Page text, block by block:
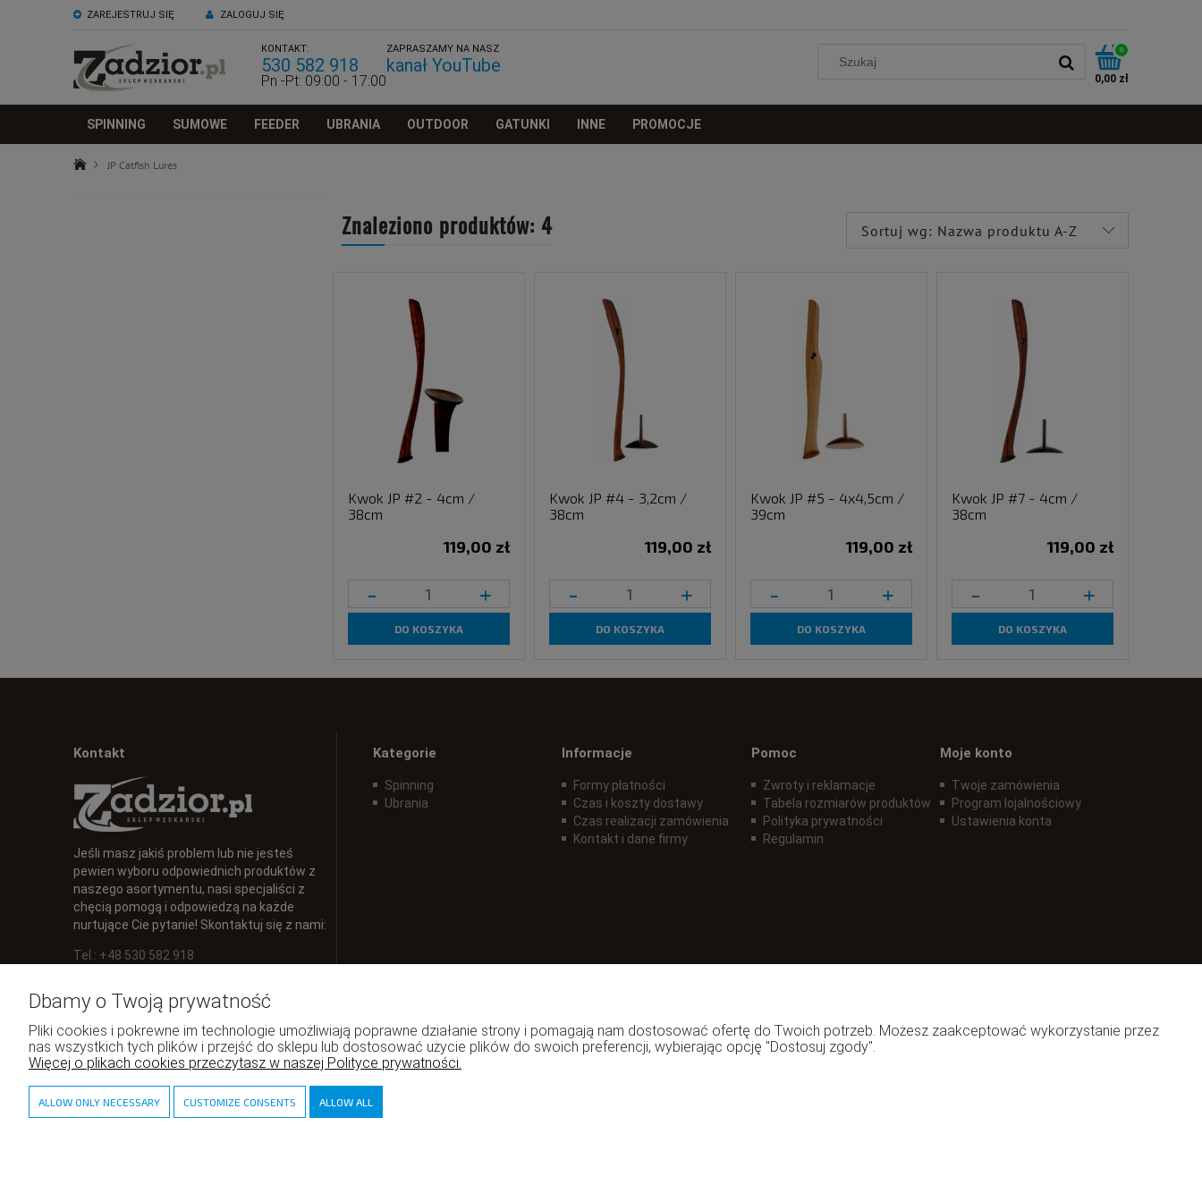
ZAREJESTRUJ SIĘ ZALOGUJ SIĘ
KONTAKT:
530 582 918
Pn -Pt: 09:00 - 17:00
ZAPRASZAMY NA NASZ
kanał YouTube
0
0,00 zł
SPINNING SUMOWE FEEDER UBRANIA OUTDOOR GATUNKI INNE PROMOCJE
JP Catfish Lures
Znaleziono produktów: 4 Sortuj wg: Nazwa produktu A-Z
Kwok JP #2 - 4cm /
38cm
119,00 zł
- +
DO KOSZYKA
Kwok JP #4 - 3,2cm /
38cm
119,00 zł
- +
DO KOSZYKA
Kwok JP #5 - 4x4,5cm /
39cm
119,00 zł
- +
DO KOSZYKA
Kwok JP #7 - 4cm /
38cm
119,00 zł
- +
DO KOSZYKA
Kontakt
Jeśli masz jakiś problem lub nie jesteś
pewien wyboru odpowiednich produktów z
naszego asortymentu, nasi specjaliści z
chęcią pomogą i odpowiedzą na każde
nurtujące Cie pytanie! Skontaktuj się z nami:
Tel.: +48 530 582 918
Kategorie
Spinning
Ubrania
Informacje
Formy płatności
Czas i koszty dostawy
Czas realizacji zamówienia
Kontakt i dane firmy
Pomoc
Zwroty i reklamacje
Tabela rozmiarów produktów
Polityka prywatności
Regulamin
Moje konto
Twoje zamówienia
Program lojalnościowy
Ustawienia konta
Dbamy o Twoją prywatność
Pliki cookies i pokrewne im technologie umożliwiają poprawne działanie strony i pomagają nam dostosować ofertę do Twoich potrzeb. Możesz zaakceptować wykorzystanie przez
nas wszystkich tych plików i przejść do sklepu lub dostosować użycie plików do swoich preferencji, wybierając opcję "Dostosuj zgody".
Więcej o plikach cookies przeczytasz w naszej Polityce prywatności.
ALLOW ONLY NECESSARY CUSTOMIZE CONSENTS ALLOW ALL